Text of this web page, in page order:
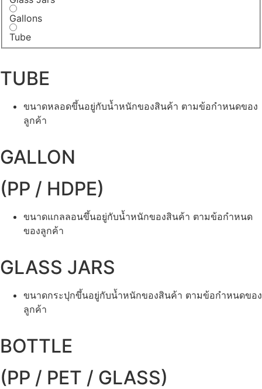
Gallons
Tube
TUBE
ขนาดหลอดขึ้นอยู่กับน้ำหนักของสินค้า ตามข้อกำหนดของ
ลูกค้า
GALLON
(PP / HDPE)
ขนาดแกลลอนขึ้นอยู่กับน้ำหนักของสินค้า ตามข้อกำหนด
ของลูกค้า
GLASS JARS
ขนาดกระปุกขึ้นอยู่กับน้ำหนักของสินค้า ตามข้อกำหนดของ
ลูกค้า
BOTTLE
(PP / PET / GLASS)